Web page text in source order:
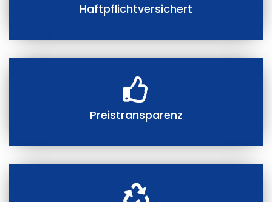
Haftpflichtversichert
Preistransparenz